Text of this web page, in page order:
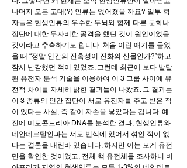
나머지 모든 고대(?) 인류는 없어졌을 까요? 일부 학
자들은 현생인류의 우수한 두뇌와 함께 다른 문화나
집단에 대한 무자비한 공격을 했던 것이 원인이었을
것이라고 추측하기도 합니다. 처음 이런 얘기를 들었
을 때 “정말 인간의 잔혹성이 진화의 산물인가?”하고
잠시 난감했던 적이 있었죠. 그런데 최근에 보다 발달
된 유전자 분석 기술을 이용하여 이 3 그룹 사이에 유
전적 차이를 자세히 밝힌 결과들이 나왔죠. 그 결과는
이 3 종류의 인간 집단이 서로 유전자를 주고 받은 적
이 있다는 사실, 즉 같이 자손을 낳았다는 겁니다. 예
전에 미토콘드리아 DNA를 분석한 결과, 현생인류와
네안데르탈인과는 서로 번식에 있어서 섞인 적이 없
다는 결론을 내린바 있습니다. 하지만 이는 모계 유전
만을 확인한 것이었고, 전체 핵 유전체를 조사하니 비